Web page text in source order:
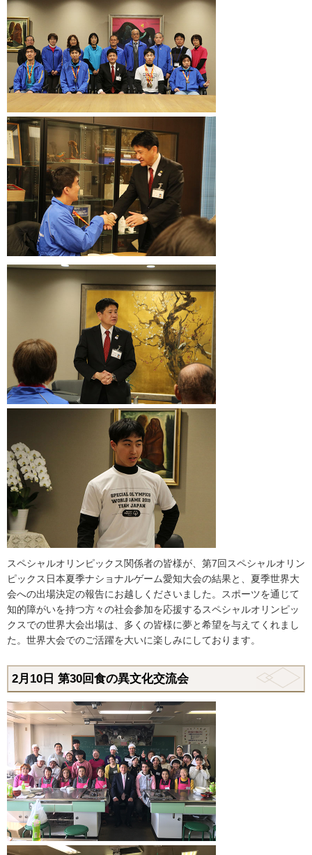
スペシャルオリンピックス関係者の皆様が、第7回スペシャルオリン
ピックス日本夏季ナショナルゲーム愛知大会の結果と、夏季世界大
会への出場決定の報告にお越しくださいました。スポーツを通じて
知的障がいを持つ方々の社会参加を応援するスペシャルオリンピッ
クスでの世界大会出場は、多くの皆様に夢と希望を与えてくれまし
た。世界大会でのご活躍を大いに楽しみにしております。
2月10日 第30回食の異文化交流会